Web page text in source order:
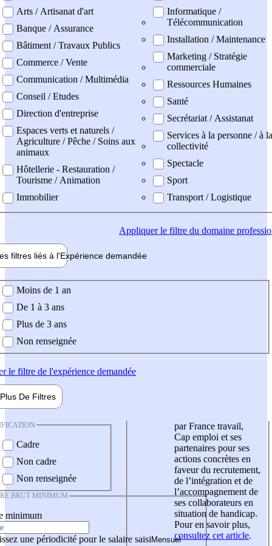
Arts / Artisanat d'art
Banque / Assurance
Bâtiment / Travaux Publics
Commerce / Vente
Communication / Multimédia
Conseil / Etudes
Direction d'entreprise
Espaces verts et naturels /
Agriculture / Pêche / Soins aux
animaux
Hôtellerie - Restauration /
Tourisme / Animation
Immobilier
Informatique /
Télécommunication
Installation / Maintenance
Marketing / Stratégie
commerciale
Ressources Humaines
Santé
Secrétariat / Assistanat
Services à la personne / à la
collectivité
Spectacle
Sport
Transport / Logistique
Appliquerle filtre du domaine
filtres liés à l'Expérience demandée
demandée
Moins de 1 an
De 1 à 3 ans
Plus de 3 ans
Non renseignée
le filtre de l'expérience demandée
Plus De Filtres
Cadre
Non cadre
Non renseignée
BRUT MINIMUM
minimum
une périodicité pour le salaire saisi
par France travail,
Cap emploi et ses
partenaires pour ses
actions concrètes en
faveur du recrutement,
de l’intégration et de
l’accompagnement de
ses collaborateurs en
situation de handicap.
Pour en savoir plus,
consultez cet article.